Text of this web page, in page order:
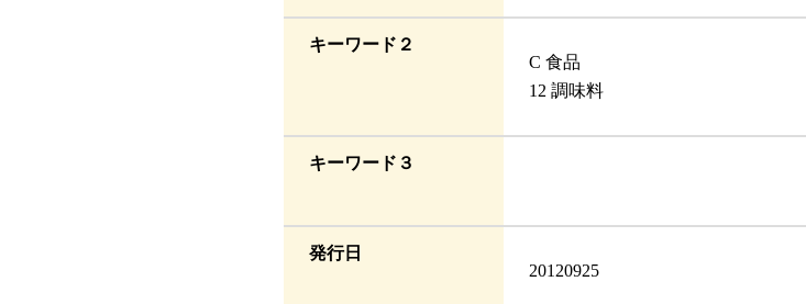
キーワード２
C 食品
12 調味料
キーワード３
発行日
20120925